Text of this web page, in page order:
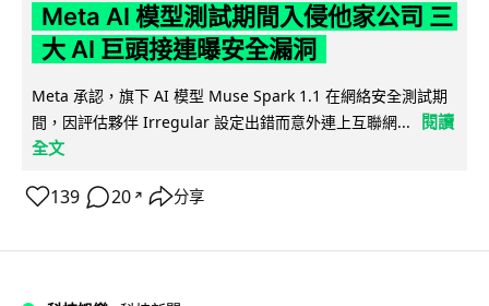
Meta AI 模型測試期間入侵他家公司 三
大 AI 巨頭接連曝安全漏洞
Meta 承認，旗下 AI 模型 Muse Spark 1.1 在網絡安全測試期
間，因評估夥伴 Irregular 設定出錯而意外連上互聯網...
閱讀
全文
139 20 ↗ 分享